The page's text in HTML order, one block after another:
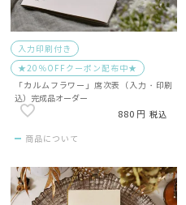
入力印刷付き
★20％OFFクーポン配布中★
「カルムフラワー」席次表（入力・印刷
込）完成品オーダー
880 税込
商品について